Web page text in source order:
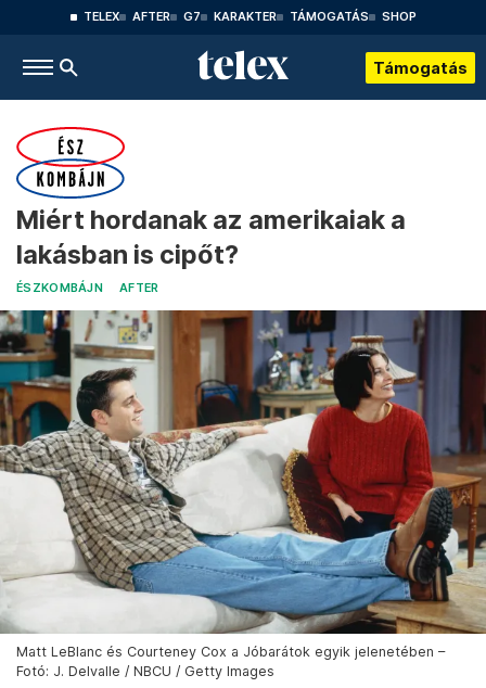
TELEX AFTER G7 KARAKTER TÁMOGATÁS SHOP
Támogatás
Miért hordanak az amerikaiak a
lakásban is cipőt?
ÉSZKOMBÁJN AFTER
Matt LeBlanc és Courteney Cox a Jóbarátok egyik jelenetében –
Fotó: J. Delvalle / NBCU / Getty Images